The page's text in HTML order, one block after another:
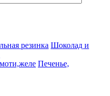
Шоколад и
Печенье,